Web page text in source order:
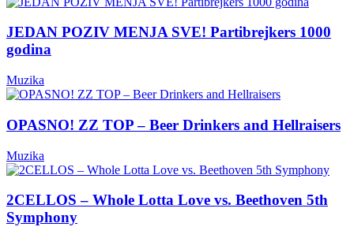
JEDAN POZIV MENJA SVE! Partibrejkers 1000
godina
Muzika
OPASNO! ZZ TOP – Beer Drinkers and Hellraisers
Muzika
2CELLOS – Whole Lotta Love vs. Beethoven 5th
Symphony